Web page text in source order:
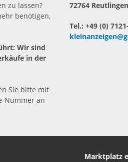
zu lassen?
benötigen,
Wir sind
in der
Sie bitte mit
Nummer an
72764 Reutlingen
Tel.: +49 (0)
Marktplatz